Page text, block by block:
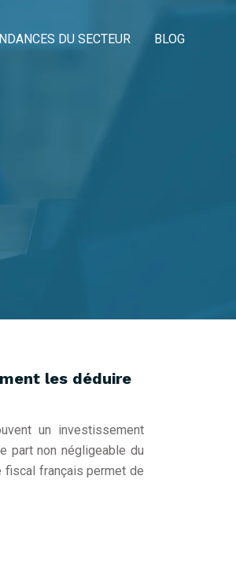
DU SECTEUR BLOG
les déduire
un investissement
part non négligeable du
fiscal français permet de